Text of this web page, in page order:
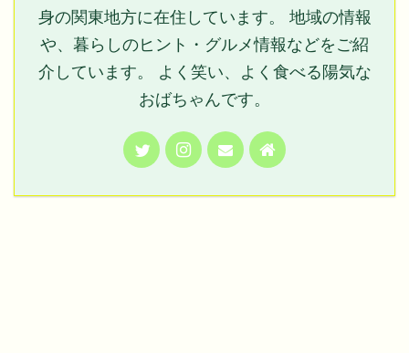
身の関東地方に在住しています。 地域の情報
や、暮らしのヒント・グルメ情報などをご紹
介しています。 よく笑い、よく食べる陽気な
おばちゃんです。